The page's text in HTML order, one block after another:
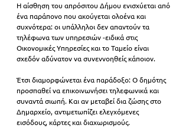
Η αίσθηση του απρόσιτου Δήμου ενισχύεται από
ένα παράπονο που ακούγεται ολοένα και
συχνότερα: οι υπάλληλοι δεν απαντούν τα
τηλέφωνα των υπηρεσιών -ειδικά στις
Οικονομικές Υπηρεσίες και το Ταμείο είναι
σχεδόν αδύνατον να συνεννοηθείς κάποιον.
Έτσι διαμορφώνεται ένα παράδοξο: Ο δημότης
προσπαθεί να επικοινωνήσει τηλεφωνικά και
συναντά σιωπή. Και αν μεταβεί δια ζώσης στο
Δημαρχείο, αντιμετωπίζει ελεγχόμενες
εισόδους, κάρτες και διαχωρισμούς.